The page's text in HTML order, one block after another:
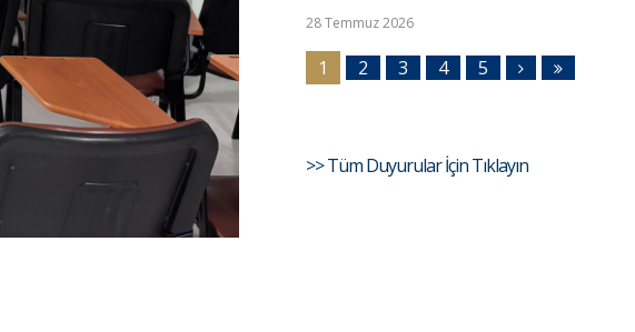
28 Temmuz 2026
1 2 3 4 5
>> Tüm Duyurular İçin Tıklayın